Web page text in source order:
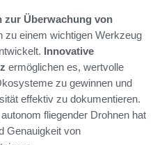
zur Überwachung von
zu einem wichtigen Werkzeug
Innovative
ermöglichen es, wertvolle
zu gewinnen und
effektiv zu dokumentieren.
fliegender Drohnen hat
Genauigkeit von